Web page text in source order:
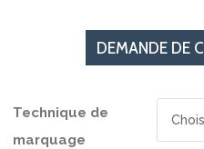
DEMANDE DE
Technique de
marquage